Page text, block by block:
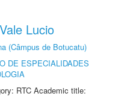
Lucio
(Câmpus de Botucatu)
DE ESPECIALIDADES
RTC Academic title: